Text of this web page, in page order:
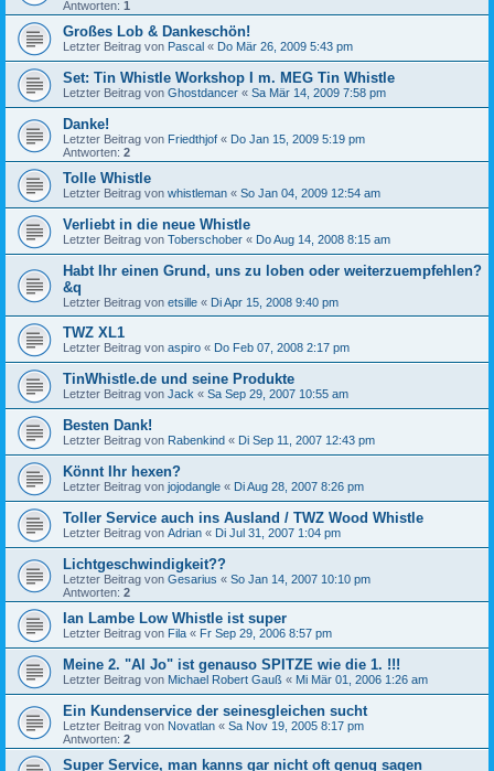
Antworten: 1
Großes Lob & Dankeschön!
Letzter Beitrag von Pascal « Do Mär 26, 2009 5:43 pm
Set: Tin Whistle Workshop I m. MEG Tin Whistle
Letzter Beitrag von Ghostdancer « Sa Mär 14, 2009 7:58 pm
Danke!
Letzter Beitrag von Friedthjof « Do Jan 15, 2009 5:19 pm
Antworten: 2
Tolle Whistle
Letzter Beitrag von whistleman « So Jan 04, 2009 12:54 am
Verliebt in die neue Whistle
Letzter Beitrag von Toberschober « Do Aug 14, 2008 8:15 am
Habt Ihr einen Grund, uns zu loben oder weiterzuempfehlen?
&q
Letzter Beitrag von etsille « Di Apr 15, 2008 9:40 pm
TWZ XL1
Letzter Beitrag von aspiro « Do Feb 07, 2008 2:17 pm
TinWhistle.de und seine Produkte
Letzter Beitrag von Jack « Sa Sep 29, 2007 10:55 am
Besten Dank!
Letzter Beitrag von Rabenkind « Di Sep 11, 2007 12:43 pm
Könnt Ihr hexen?
Letzter Beitrag von jojodangle « Di Aug 28, 2007 8:26 pm
Toller Service auch ins Ausland / TWZ Wood Whistle
Letzter Beitrag von Adrian « Di Jul 31, 2007 1:04 pm
Lichtgeschwindigkeit??
Letzter Beitrag von Gesarius « So Jan 14, 2007 10:10 pm
Antworten: 2
Ian Lambe Low Whistle ist super
Letzter Beitrag von Fila « Fr Sep 29, 2006 8:57 pm
Meine 2. "Al Jo" ist genauso SPITZE wie die 1. !!!
Letzter Beitrag von Michael Robert Gauß « Mi Mär 01, 2006 1:26 am
Ein Kundenservice der seinesgleichen sucht
Letzter Beitrag von Novatlan « Sa Nov 19, 2005 8:17 pm
Antworten: 2
Super Service, man kanns gar nicht oft genug sagen